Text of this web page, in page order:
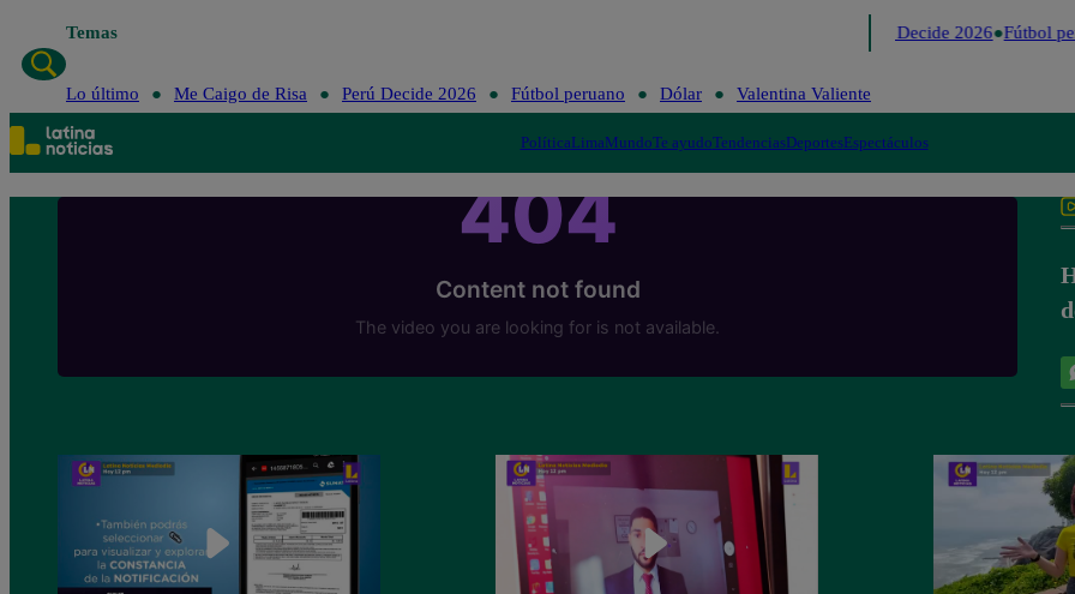
Temas Perú Decide 2026 Fútbol
Lo último Me Caigo de Risa Perú Decide 2026 Fútbol peruano Dólar Valentina Valiente
PolíticaLimaMundoTe ayudoTendenciasDeportesEspectáculos